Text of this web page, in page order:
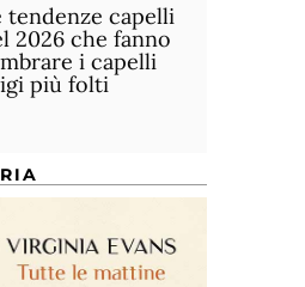
tendenze capelli
2026 che fanno
i capelli
più folti